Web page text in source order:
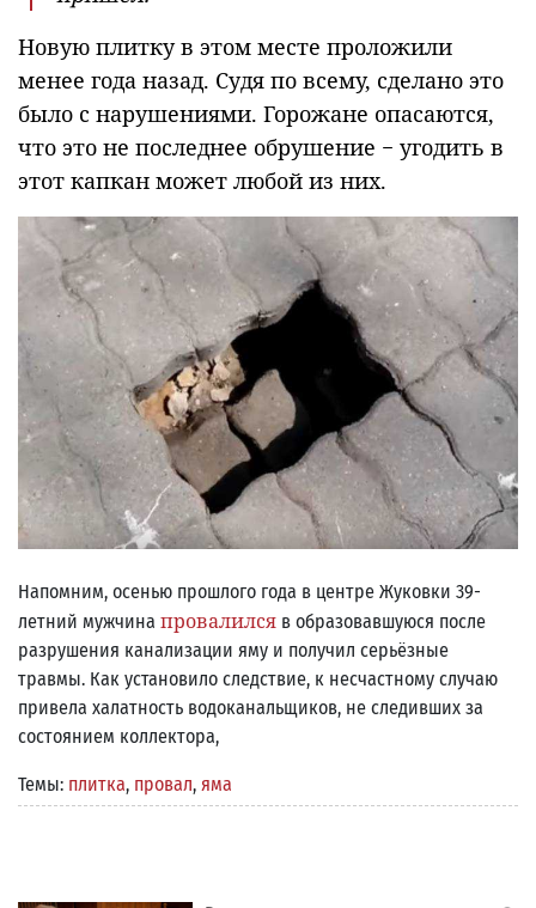
Новую плитку в этом месте проложили
менее года назад. Судя по всему, сделано это
было с нарушениями. Горожане опасаются,
что это не последнее обрушение − угодить в
этот капкан может любой из них.
Напомним, осенью прошлого года в центре Жуковки 39-
летний мужчина провалился в образовавшуюся после
разрушения канализации яму и получил серьёзные
травмы. Как установило следствие, к несчастному случаю
привела халатность водоканальщиков, не следивших за
состоянием коллектора,
Темы: плитка, провал, яма